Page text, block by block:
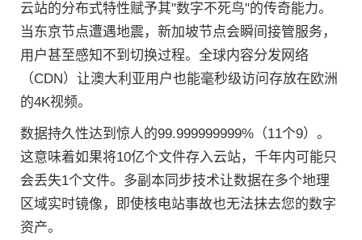
云站的分布式特性赋予其"数字不死鸟"的传奇能力。
当东京节点遭遇地震，新加坡节点会瞬间接管服务，
用户甚至感知不到切换过程。全球内容分发网络
（CDN）让澳大利亚用户也能毫秒级访问存放在欧洲
的4K视频。
数据持久性达到惊人的99.999999999%（11个9）。
这意味着如果将10亿个文件存入云站，千年内可能只
会丢失1个文件。多副本同步技术让数据在多个地理
区域实时镜像，即使核电站事故也无法抹去您的数字
资产。